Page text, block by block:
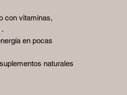
con vitaminas,
en pocas
naturales